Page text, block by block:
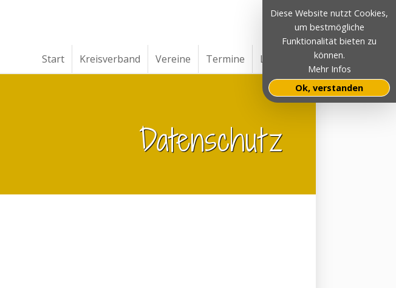
Start Kreisverband Vereine Termine Links
Datenschutz
Diese Website nutzt Cookies,
um bestmögliche
Funktionalität bieten zu
können.
Mehr Infos
Ok, verstanden